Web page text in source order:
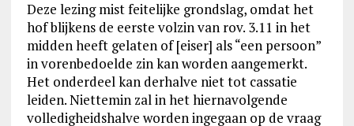
Deze lezing mist feitelijke grondslag, omdat het
hof blijkens de eerste volzin van rov. 3.11 in het
midden heeft gelaten of [eiser] als “een persoon”
in vorenbedoelde zin kan worden aangemerkt.
Het onderdeel kan derhalve niet tot cassatie
leiden. Niettemin zal in het hiernavolgende
volledigheidshalve worden ingegaan op de vraag